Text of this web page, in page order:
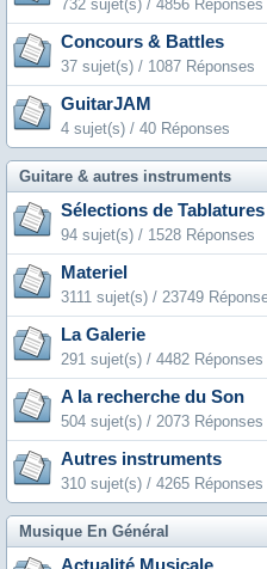
732 sujet(s) / 4856 Réponses
Concours & Battles
37 sujet(s) / 1087 Réponses
GuitarJAM
4 sujet(s) / 40 Réponses
Guitare & autres instruments
Sélections de Tablatures
94 sujet(s) / 1528 Réponses
Materiel
3111 sujet(s) / 23749
La Galerie
291 sujet(s) / 4482 Réponses
A la recherche du Son
504 sujet(s) / 2073 Réponses
Autres instruments
310 sujet(s) / 4265 Réponses
Musique En Général